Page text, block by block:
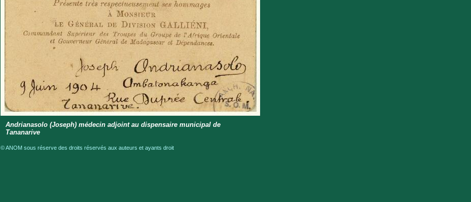
Andrianasolo (Joseph) médecin adjoint au dispensaire municipal de
Tananarive
© ANOM sous réserve des droits réservés aux auteurs et ayants droit